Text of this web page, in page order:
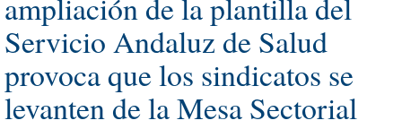
Servicio Andaluz de Salud
provoca que los sindicatos se
levanten de la Mesa Sectorial